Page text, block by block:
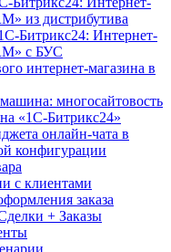
из дистрибутива
Битрикс24: Интернет-
с БУС
интернет-магазина в
многосайтовость
«1С-Битрикс24»
онлайн-чата в
конфигурации
с клиентами
заказа
+ Заказы